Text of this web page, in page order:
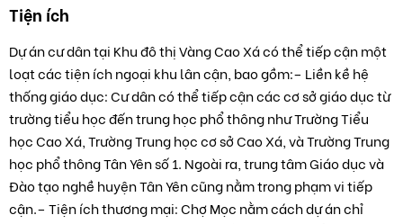
Tiện ích
Dự án cư dân tại Khu đô thị Vàng Cao Xá có thể tiếp cận một
loạt các tiện ích ngoại khu lân cận, bao gồm:– Liền kề hệ
thống giáo dục: Cư dân có thể tiếp cận các cơ sở giáo dục từ
trường tiểu học đến trung học phổ thông như Trường Tiểu
học Cao Xá, Trường Trung học cơ sở Cao Xá, và Trường Trung
học phổ thông Tân Yên số 1. Ngoài ra, trung tâm Giáo dục và
Đào tạo nghề huyện Tân Yên cũng nằm trong phạm vi tiếp
cận.– Tiện ích thương mại: Chợ Mọc nằm cách dự án chỉ